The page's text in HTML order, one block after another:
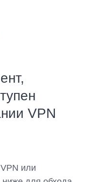
VPN
или